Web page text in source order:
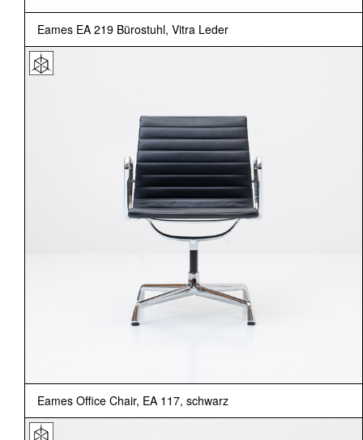
Eames EA 219 Bürostuhl, Vitra Leder
Eames Office Chair, EA 117, schwarz